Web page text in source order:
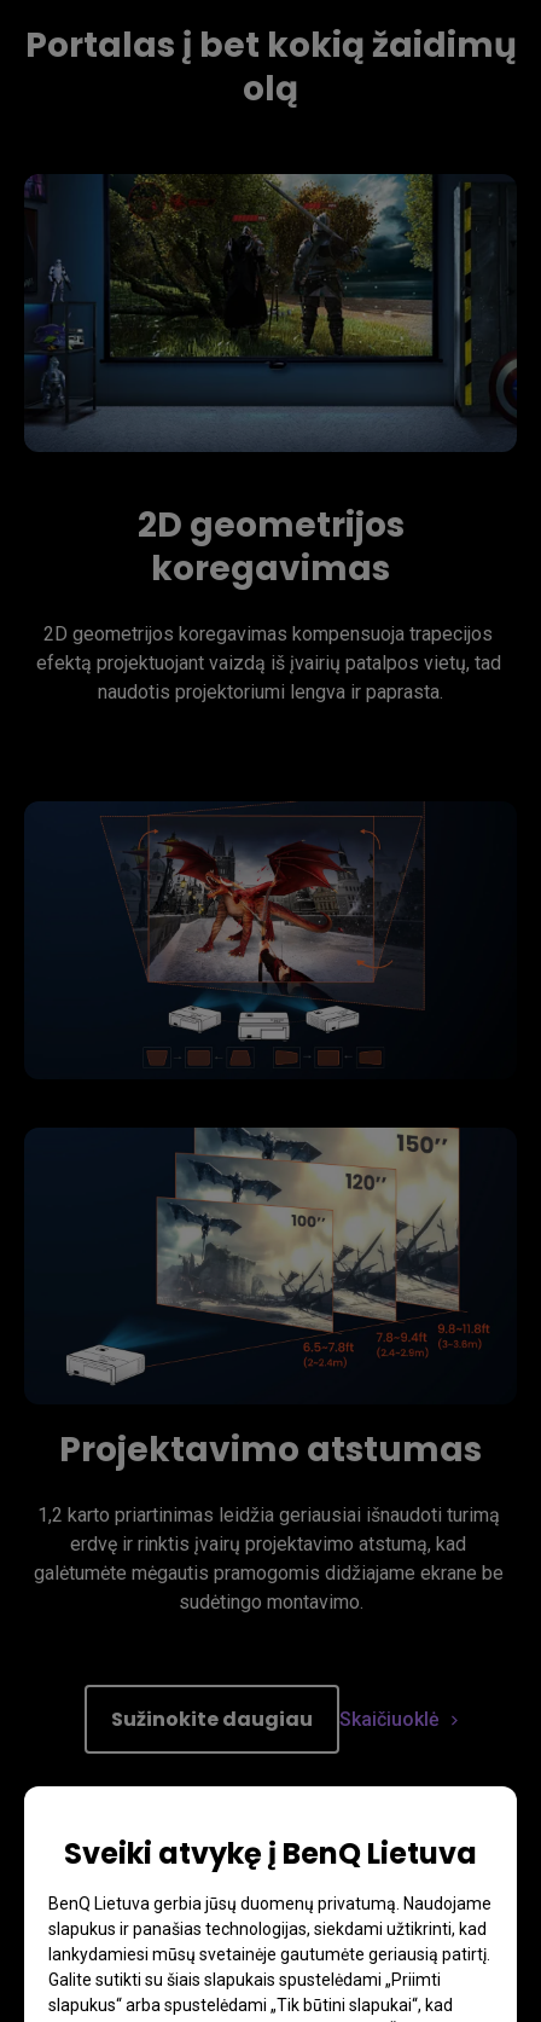
Sveiki atvykę į BenQ Lietuva
BenQ Lietuva gerbia jūsų duomenų privatumą. Naudojame
slapukus ir panašias technologijas, siekdami užtikrinti, kad
lankydamiesi mūsų svetainėje gautumėte geriausią patirtį.
Galite sutikti su šiais slapukais spustelėdami „Priimti
slapukus“ arba spustelėdami „Tik būtini slapukai“, kad
Portalas į bet kokią žaidimų
olą
2D geometrijos
koregavimas
2D geometrijos koregavimas kompensuoja trapecijos
efektą projektuojant vaizdą iš įvairių patalpos vietų, tad
naudotis projektoriumi lengva ir paprasta.
Projektavimo atstumas
1,2 karto priartinimas leidžia geriausiai išnaudoti turimą
erdvę ir rinktis įvairų projektavimo atstumą, kad
galėtumėte mėgautis pramogomis didžiajame ekrane be
sudėtingo montavimo.
Sužinokite daugiau Skaičiuoklė
Vaizdo pasukimas
Vaizdo pasukimo reguliavimas suteikia daugiau galimybių
projektuojant nuo nelygių platformų.